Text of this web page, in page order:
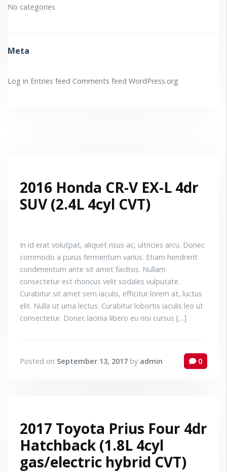
No categories
Meta
Log in Entries feed Comments feed WordPress.org
2016 Honda CR-V EX-L 4dr
SUV (2.4L 4cyl CVT)
In id erat volutpat, aliquet risus ac, ultricies arcu. Donec
commodo a purus fermentum varius. Etiam hendrerit
condimentum ante sit amet facilisis. Nullam
consectetur est rhoncus velit sodales vulputate.
Curabitur sit amet sem iaculis, efficitur lorem at, luctus
elit. Nulla ut urna lectus. Curabitur lobortis iaculis leo ut
consectetur. Donec lacinia libero eu nisi cursus […]
Posted on September 13, 2017 by admin 0
2017 Toyota Prius Four 4dr
Hatchback (1.8L 4cyl
gas/electric hybrid CVT)